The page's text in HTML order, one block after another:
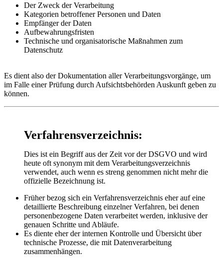
Der Zweck der Verarbeitung
Kategorien betroffener Personen und Daten
Empfänger der Daten
Aufbewahrungsfristen
Technische und organisatorische Maßnahmen zum
Datenschutz
Es dient also der Dokumentation aller Verarbeitungsvorgänge, um
im Falle einer Prüfung durch Aufsichtsbehörden Auskunft geben zu
können.
Verfahrensverzeichnis:
Dies ist ein Begriff aus der Zeit vor der DSGVO und wird
heute oft synonym mit dem Verarbeitungsverzeichnis
verwendet, auch wenn es streng genommen nicht mehr die
offizielle Bezeichnung ist.
Früher bezog sich ein Verfahrensverzeichnis eher auf eine
detaillierte Beschreibung einzelner Verfahren, bei denen
personenbezogene Daten verarbeitet werden, inklusive der
genauen Schritte und Abläufe.
Es diente eher der internen Kontrolle und Übersicht über
technische Prozesse, die mit Datenverarbeitung
zusammenhängen.